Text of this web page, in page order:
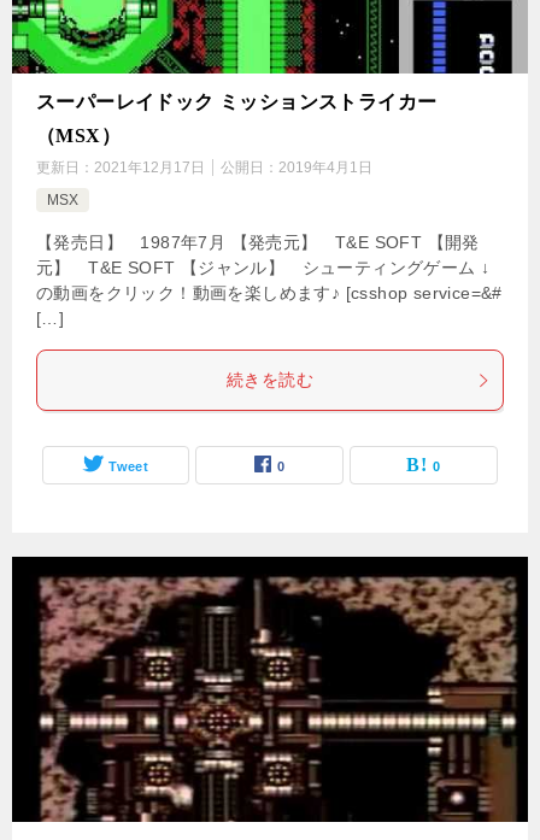
スーパーレイドック ミッションストライカー
（MSX）
更新日： 2021年12月17日 公開日： 2019年4月1日
MSX
【発売日】 1987年7月 【発売元】 T&E SOFT 【開発
元】 T&E SOFT 【ジャンル】 シューティングゲーム ↓
の動画をクリック！動画を楽しめます♪ [csshop service=&#
[…]
続きを読む
Tweet 0 0